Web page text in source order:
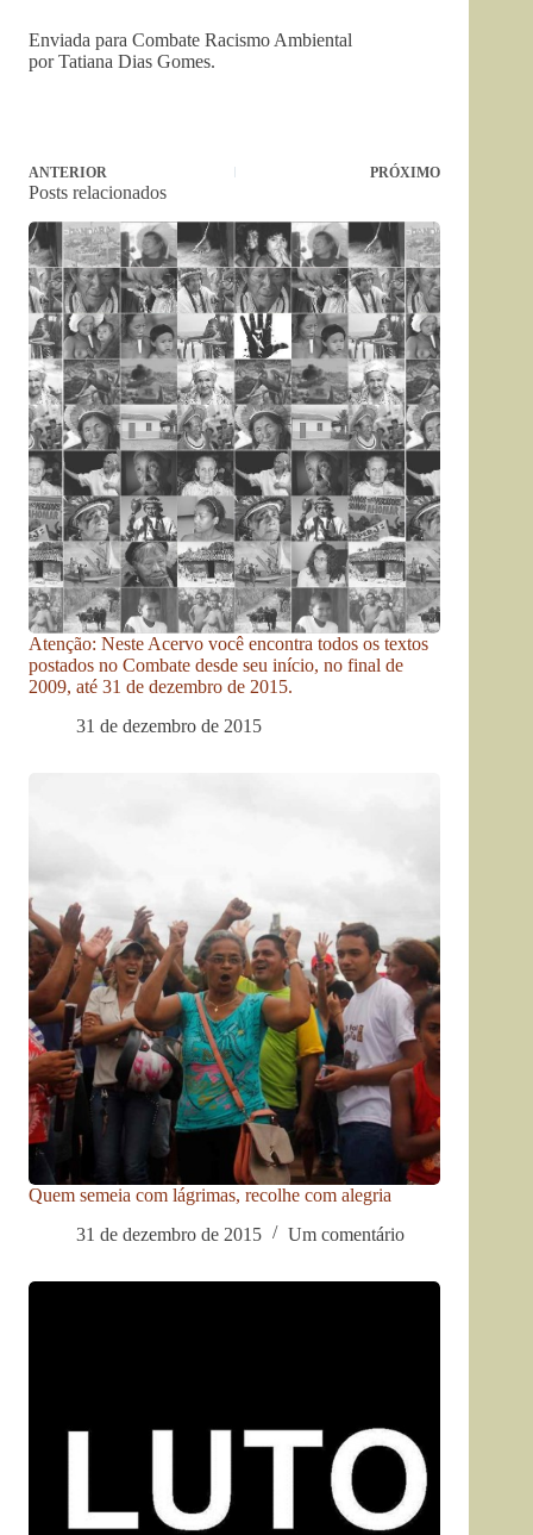
Enviada para Combate Racismo Ambiental
por Tatiana Dias Gomes.
ANTERIOR PRÓXIMO
Posts relacionados
Atenção: Neste Acervo você encontra todos os textos
postados no Combate desde seu início, no final de
2009, até 31 de dezembro de 2015.
31 de dezembro de 2015
Quem semeia com lágrimas, recolhe com alegria
31 de dezembro de 2015
Um comentário